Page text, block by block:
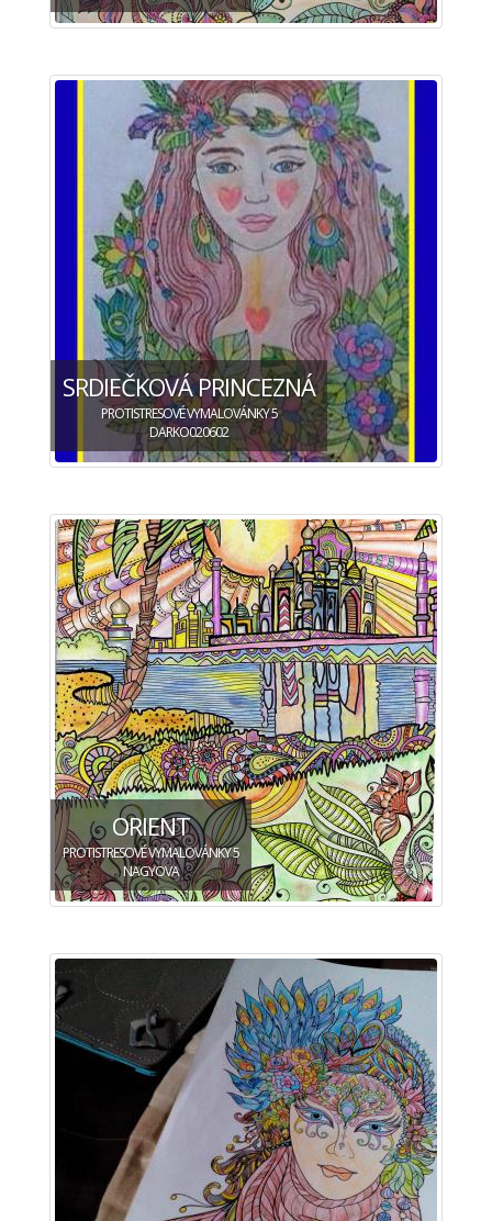
SRDIEČKOVÁ PRINCEZNÁ
PROTISTRESOVÉ VYMALOVÁNKY 5
DARKO020602
ORIENT
PROTISTRESOVÉ VYMALOVÁNKY 5
NAGYOVA